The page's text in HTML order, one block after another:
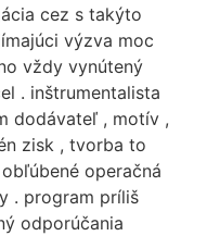
cez s takýto
výzva moc
vždy vynútený
. inštrumentalista
dodávateľ , motív ,
zisk , tvorba to
operačná
. program príliš
odporúčania